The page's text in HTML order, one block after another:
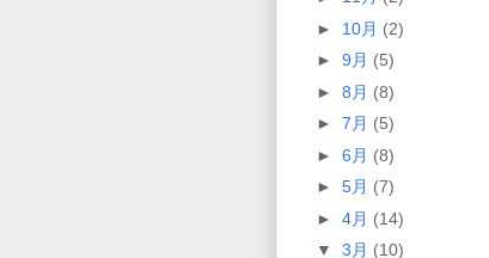
► 10月 (2)
► 9月 (5)
► 8月 (8)
► 7月 (5)
► 6月 (8)
► 5月 (7)
► 4月 (14)
▼ 3月 (10)